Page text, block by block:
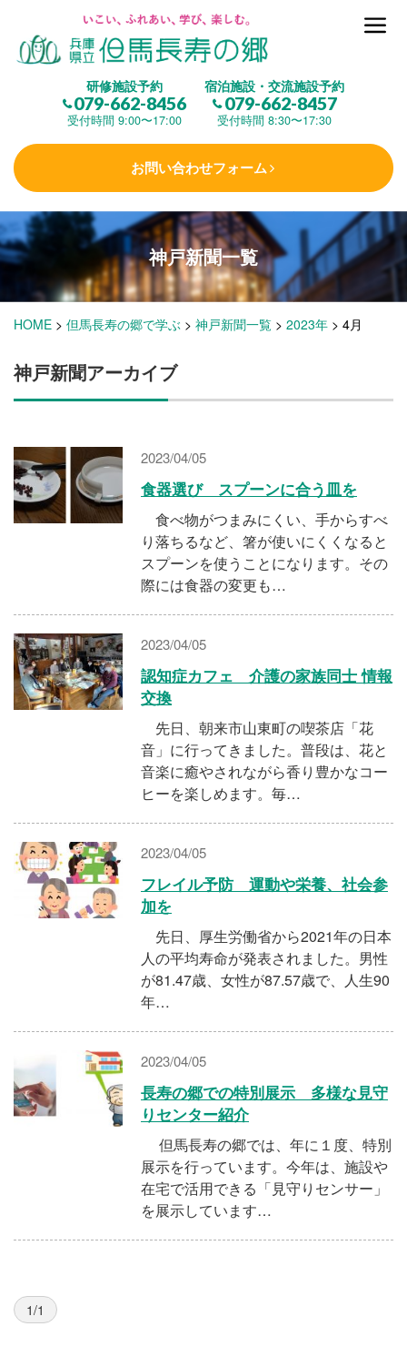
研修施設予約
079-662-8456
受付時間 9:00〜17:00
宿泊施設・交流施設予約
079-662-8457
受付時間 8:30〜17:30
お問い合わせフォーム
但馬長寿の郷とは
(研修施設)
楽しむ
学 ぶ (健康福祉)
泊まる(宿泊)
施設・料金
アクセス
神戸新聞一覧
HOME > 但馬長寿の郷で学ぶ > 神戸新聞一覧 > 2023年 > 4月
神戸新聞アーカイブ
2023/04/05
食器選び スプーンに合う皿を
食べ物がつまみにくい、手からすべ
り落ちるなど、箸が使いにくくなると
スプーンを使うことになります。その
際には食器の変更も…
2023/04/05
認知症カフェ 介護の家族同士 情報
交換
先日、朝来市山東町の喫茶店「花
音」に行ってきました。普段は、花と
音楽に癒やされながら香り豊かなコー
ヒーを楽しめます。毎…
2023/04/05
フレイル予防 運動や栄養、社会参
加を
先日、厚生労働省から2021年の日本
人の平均寿命が発表されました。男性
が81.47歳、女性が87.57歳で、人生90
年…
2023/04/05
長寿の郷での特別展示 多様な見守
りセンター紹介
但馬長寿の郷では、年に１度、特別
展示を行っています。今年は、施設や
在宅で活用できる「見守りセンサー」
を展示しています…
1/1